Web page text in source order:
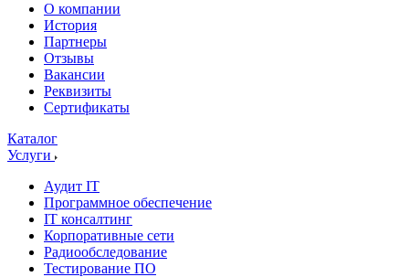
О компании
История
Партнеры
Отзывы
Вакансии
Реквизиты
Сертификаты
Каталог
Услуги
Аудит IT
Программное обеспечение
IT консалтинг
Корпоративные сети
Радиообследование
Тестирование ПО